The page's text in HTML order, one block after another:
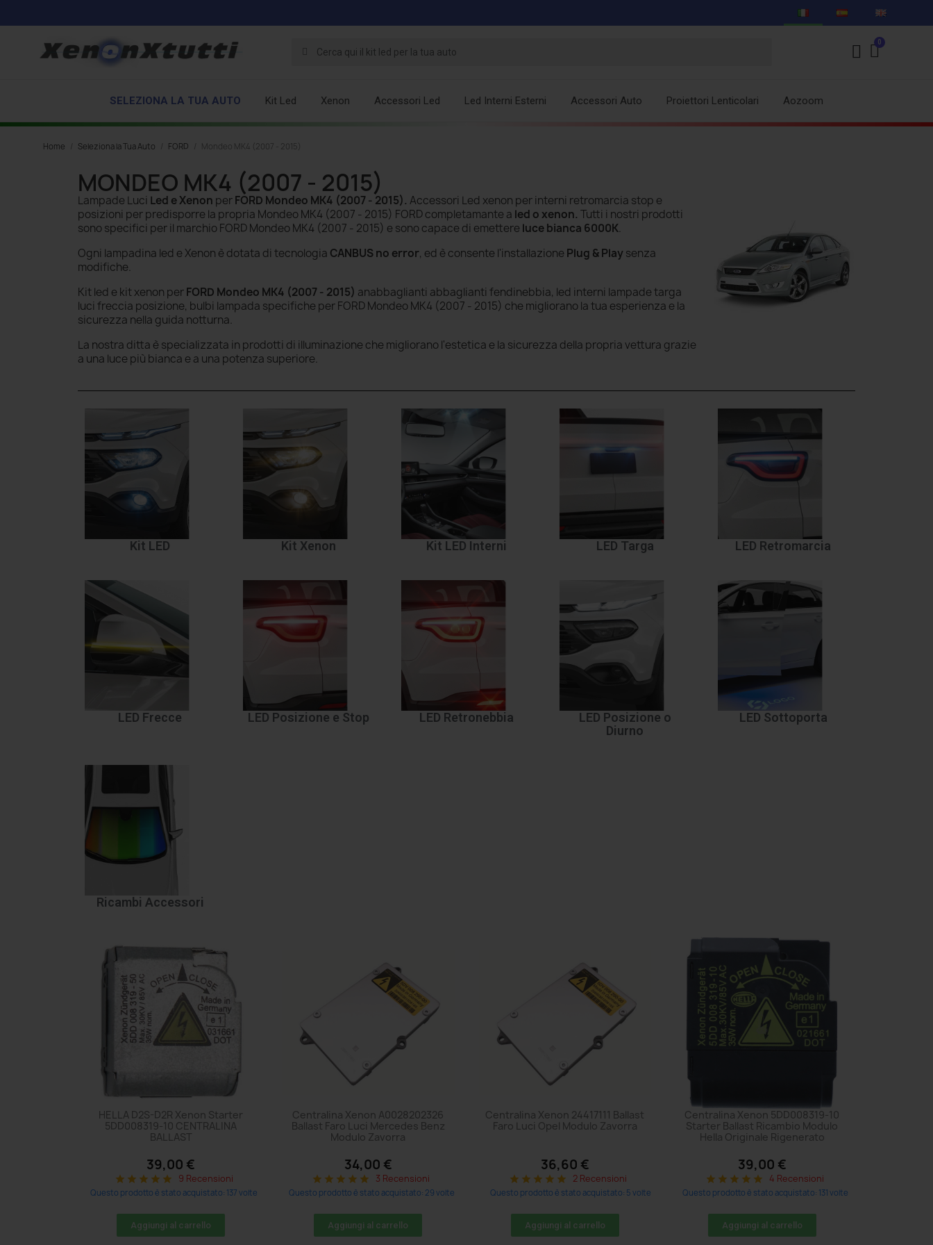
SELEZIONA LA TUA AUTO Kit Led Xenon Accessori Led Led Interni Esterni Accessori Auto Proiettori Lenticolari Aozoom
Home Seleziona la Tua Auto FORD Mondeo MK4 (2007 - 2015)
MONDEO MK4 (2007 - 2015)
Lampade Luci Led e Xenon perFORD Mondeo MK4 (2007 - 2015). Accessori Led xenon per interni retromarcia stop e
posizioni per predisporre la propria Mondeo MK4 (2007 - 2015) FORD completamante a led o xenon. Tutti i nostri prodotti
sono specifici per il marchio FORD Mondeo MK4 (2007 - 2015) e sono capace di emettere luce bianca 6000K.
Ogni lampadina led e Xenon è dotata di tecnologia CANBUS no error, ed è consente l'installazione Plug & Playsenza
modifiche.
Kit led e kit xenon perFORD Mondeo MK4 (2007 - 2015) anabbaglianti abbaglianti fendinebbia, led interni lampade targa
luci freccia posizione, bulbi lampada specifiche per FORD Mondeo MK4 (2007 - 2015) che migliorano la tua esperienza e la
sicurezza nella guida notturna.
La nostra ditta è specializzata in prodotti di illuminazione che migliorano l'estetica e la sicurezza della propria vettura grazie
a una luce più bianca e a una potenza superiore.
Kit LED Kit Xenon Kit LED Interni LED Targa LED Retromarcia
LED Frecce LED Posizione e Stop LED Retronebbia
LED Posizione o
Diurno
LED Sottoporta
Ricambi Accessori
HELLA D2S-D2R Xenon Starter
5DD008319-10 CENTRALINA
BALLAST
39,00 €
star star star star star 9 Recensioni
Questo prodotto è stato acquistato: 137 volte
Aggiungi al carrello
Centralina Xenon A0028202326
Ballast Faro Luci Mercedes Benz
Modulo Zavorra
34,00 €
star star star star star 3 Recensioni
Questo prodotto è stato acquistato: 29 volte
Aggiungi al carrello
Centralina Xenon 24417111 Ballast
Faro Luci Opel Modulo Zavorra
36,60 €
star star star star star 2 Recensioni
Questo prodotto è stato acquistato: 5 volte
Aggiungi al carrello
Centralina Xenon 5DD008319-10
Starter Ballast Ricambio Modulo
Hella Originale Rigenerato
39,00 €
star star star star star 4 Recensioni
Questo prodotto è stato acquistato: 131 volte
Aggiungi al carrello